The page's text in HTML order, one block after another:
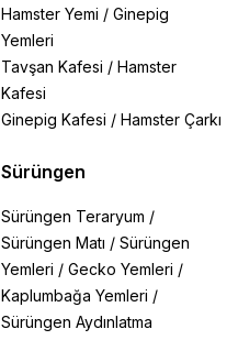
Hamster Yemi / Ginepig
Yemleri
Tavşan Kafesi / Hamster
Kafesi
Ginepig Kafesi / Hamster Çarkı
Sürüngen
Sürüngen Teraryum /
Sürüngen Matı / Sürüngen
Yemleri / Gecko Yemleri /
Kaplumbağa Yemleri /
Sürüngen Aydınlatma